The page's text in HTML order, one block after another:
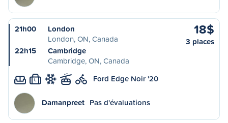
21h00
London
London, ON, Canada
22h15
Cambridge
Cambridge, ON, Canada
18$
3 places
L Ford Edge Noir '20
Damanpreet Pas d'évaluations